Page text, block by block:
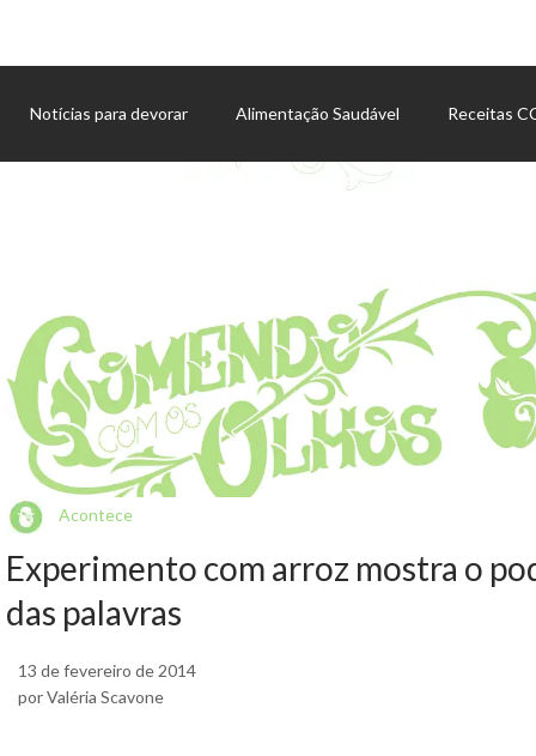
Notícias para devorar Alimentação Saudável Receitas
Acontece
Experimento com arroz mostra o
das palavras
13 de fevereiro de 2014
por Valéria Scavone